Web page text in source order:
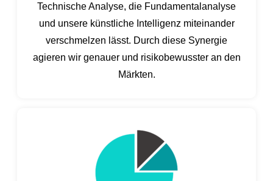
Technische Analyse, die Fundamentalanalyse
und unsere künstliche Intelligenz miteinander
verschmelzen lässt. Durch diese Synergie
agieren wir genauer und risikobewusster an den
Märkten.